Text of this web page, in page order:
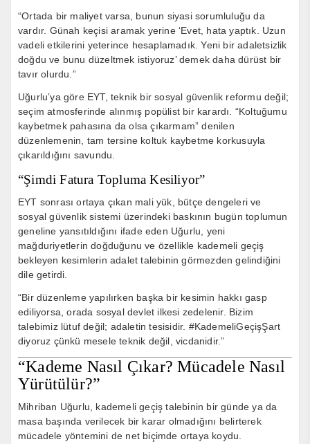
“Ortada bir maliyet varsa, bunun siyasi sorumluluğu da
vardır. Günah keçisi aramak yerine ‘Evet, hata yaptık. Uzun
vadeli etkilerini yeterince hesaplamadık. Yeni bir adaletsizlik
doğdu ve bunu düzeltmek istiyoruz’ demek daha dürüst bir
tavır olurdu.”
Uğurlu’ya göre EYT, teknik bir sosyal güvenlik reformu değil;
seçim atmosferinde alınmış popülist bir karardı. “Koltuğumu
kaybetmek pahasına da olsa çıkarmam” denilen
düzenlemenin, tam tersine koltuk kaybetme korkusuyla
çıkarıldığını savundu.
“Şimdi Fatura Topluma Kesiliyor”
EYT sonrası ortaya çıkan mali yük, bütçe dengeleri ve
sosyal güvenlik sistemi üzerindeki baskının bugün toplumun
geneline yansıtıldığını ifade eden Uğurlu, yeni
mağduriyetlerin doğduğunu ve özellikle kademeli geçiş
bekleyen kesimlerin adalet talebinin görmezden gelindiğini
dile getirdi.
“Bir düzenleme yapılırken başka bir kesimin hakkı gasp
ediliyorsa, orada sosyal devlet ilkesi zedelenir. Bizim
talebimiz lütuf değil; adaletin tesisidir. #KademeliGeçişŞart
diyoruz çünkü mesele teknik değil, vicdanidir.”
“Kademe Nasıl Çıkar? Mücadele Nasıl
Yürütülür?”
Mihriban Uğurlu, kademeli geçiş talebinin bir günde ya da
masa başında verilecek bir karar olmadığını belirterek
mücadele yöntemini de net biçimde ortaya koydu.